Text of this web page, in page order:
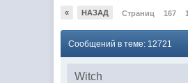
« НАЗАД Страниц 167
Сообщений в теме: 12721
Witch